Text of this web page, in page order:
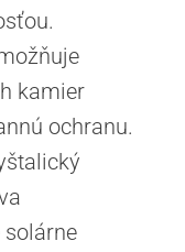
kamier
ochranu.